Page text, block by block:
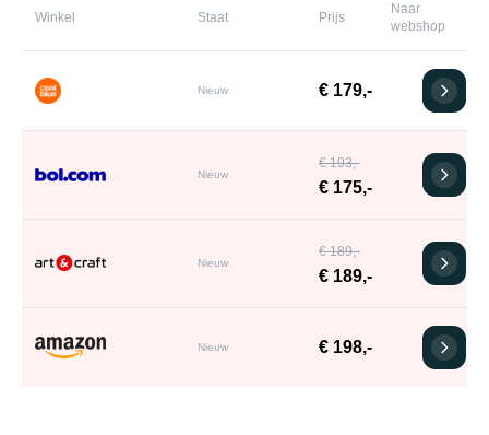
Winkel Staat Prijs
Naar
webshop
Nieuw € 179,-
Nieuw
€ 193,-
€ 175,-
Nieuw
€ 189,-
€ 189,-
Nieuw € 198,-